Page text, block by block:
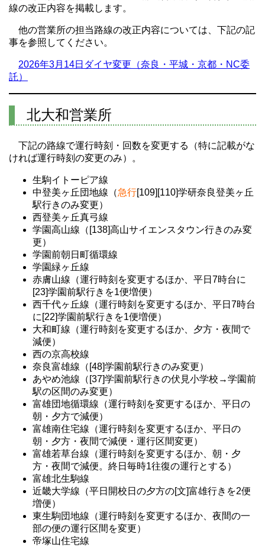
線の改正内容を掲載します。
他の営業所の担当路線の改正内容については、下記の記
事を参照してください。
2026年3月14日ダイヤ変更（奈良・平城・京都・NC委
託）
北大和営業所
下記の路線で運行時刻・回数を変更する（特に記載がな
ければ運行時刻の変更のみ）。
生駒イトーピア線
中登美ヶ丘団地線（急行 [109][110]学研奈良登美ヶ丘
駅行きのみ変更）
西登美ヶ丘真弓線
学園高山線（[138]高山サイエンスタウン行きのみ変
更）
学園前朝日町循環線
学園緑ヶ丘線
赤膚山線（運行時刻を変更するほか、平日7時台に
[23]学園前駅行きを1便増便）
西千代ヶ丘線（運行時刻を変更するほか、平日7時台
に[22]学園前駅行きを1便増便）
大和町線（運行時刻を変更するほか、夕方・夜間で
減便）
西の京高校線
奈良富雄線（[48]学園前駅行きのみ変更）
あやめ池線（[37]学園前駅行きの伏見小学校→学園前
駅の区間のみ変更）
富雄団地循環線（運行時刻を変更するほか、平日の
朝・夕方で減便）
富雄南住宅線（運行時刻を変更するほか、平日の
朝・夕方・夜間で減便・運行区間変更）
富雄若草台線（運行時刻を変更するほか、朝・夕
方・夜間で減便。終日毎時1往復の運行とする）
富雄北生駒線
近畿大学線（平日開校日の夕方の[文]富雄行きを2便
増便）
東生駒団地線（運行時刻を変更するほか、夜間の一
部の便の運行区間を変更）
帝塚山住宅線